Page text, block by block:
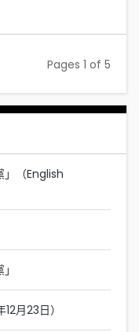
Pages 1 of 5
」（English
月23日）